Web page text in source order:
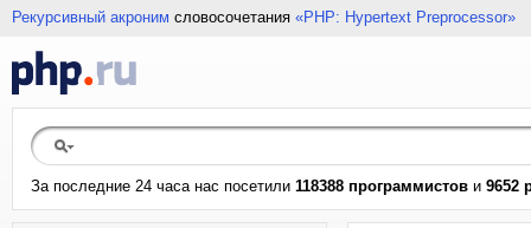
Рекурсивный акроним словосочетания «PHP: Hypertext Preprocessor»
За последние 24 часа нас посетили 118388 программистов и 9652